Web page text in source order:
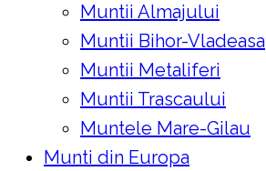
Muntii Almajului
Muntii Bihor-Vladeasa
Muntii Metaliferi
Muntii Trascaului
Muntele Mare-Gilau
Munti din Europa